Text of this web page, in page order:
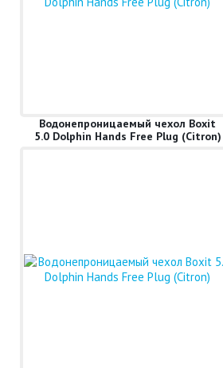
Водонепроницаемый чехол Boxit
5.0 Dolphin Hands Free Plug (Citron)